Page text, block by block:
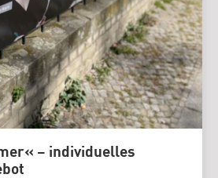
– individuelles